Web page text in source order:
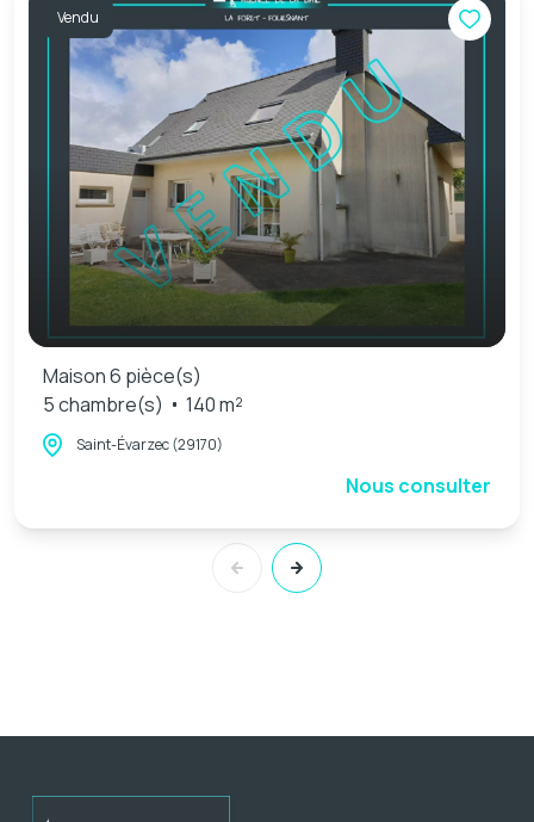
Vendu
Maison 6 pièce(s)
5 chambre(s)
140 m²
Saint-Évarzec (29170)
Nous consulter